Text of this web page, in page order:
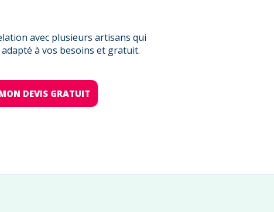
avec plusieurs artisans qui
à vos besoins et gratuit.
DEVIS GRATUIT